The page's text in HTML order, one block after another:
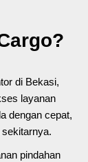
di Bekasi,
layanan
dengan cepat,
pindahan